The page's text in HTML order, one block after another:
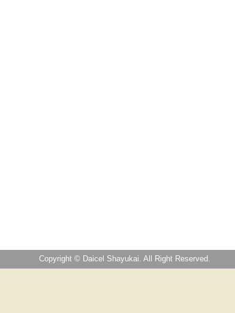
Copyright © Daicel Shayukai. All Right Reserved.